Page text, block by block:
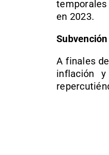
temporales
en 2023.
A finales
inflación